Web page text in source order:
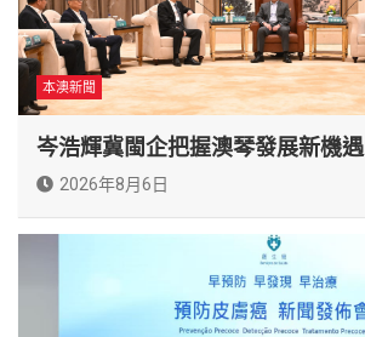
本澳新聞
岑浩輝冀閩企把握澳琴發展新機遇
2026年8月6日